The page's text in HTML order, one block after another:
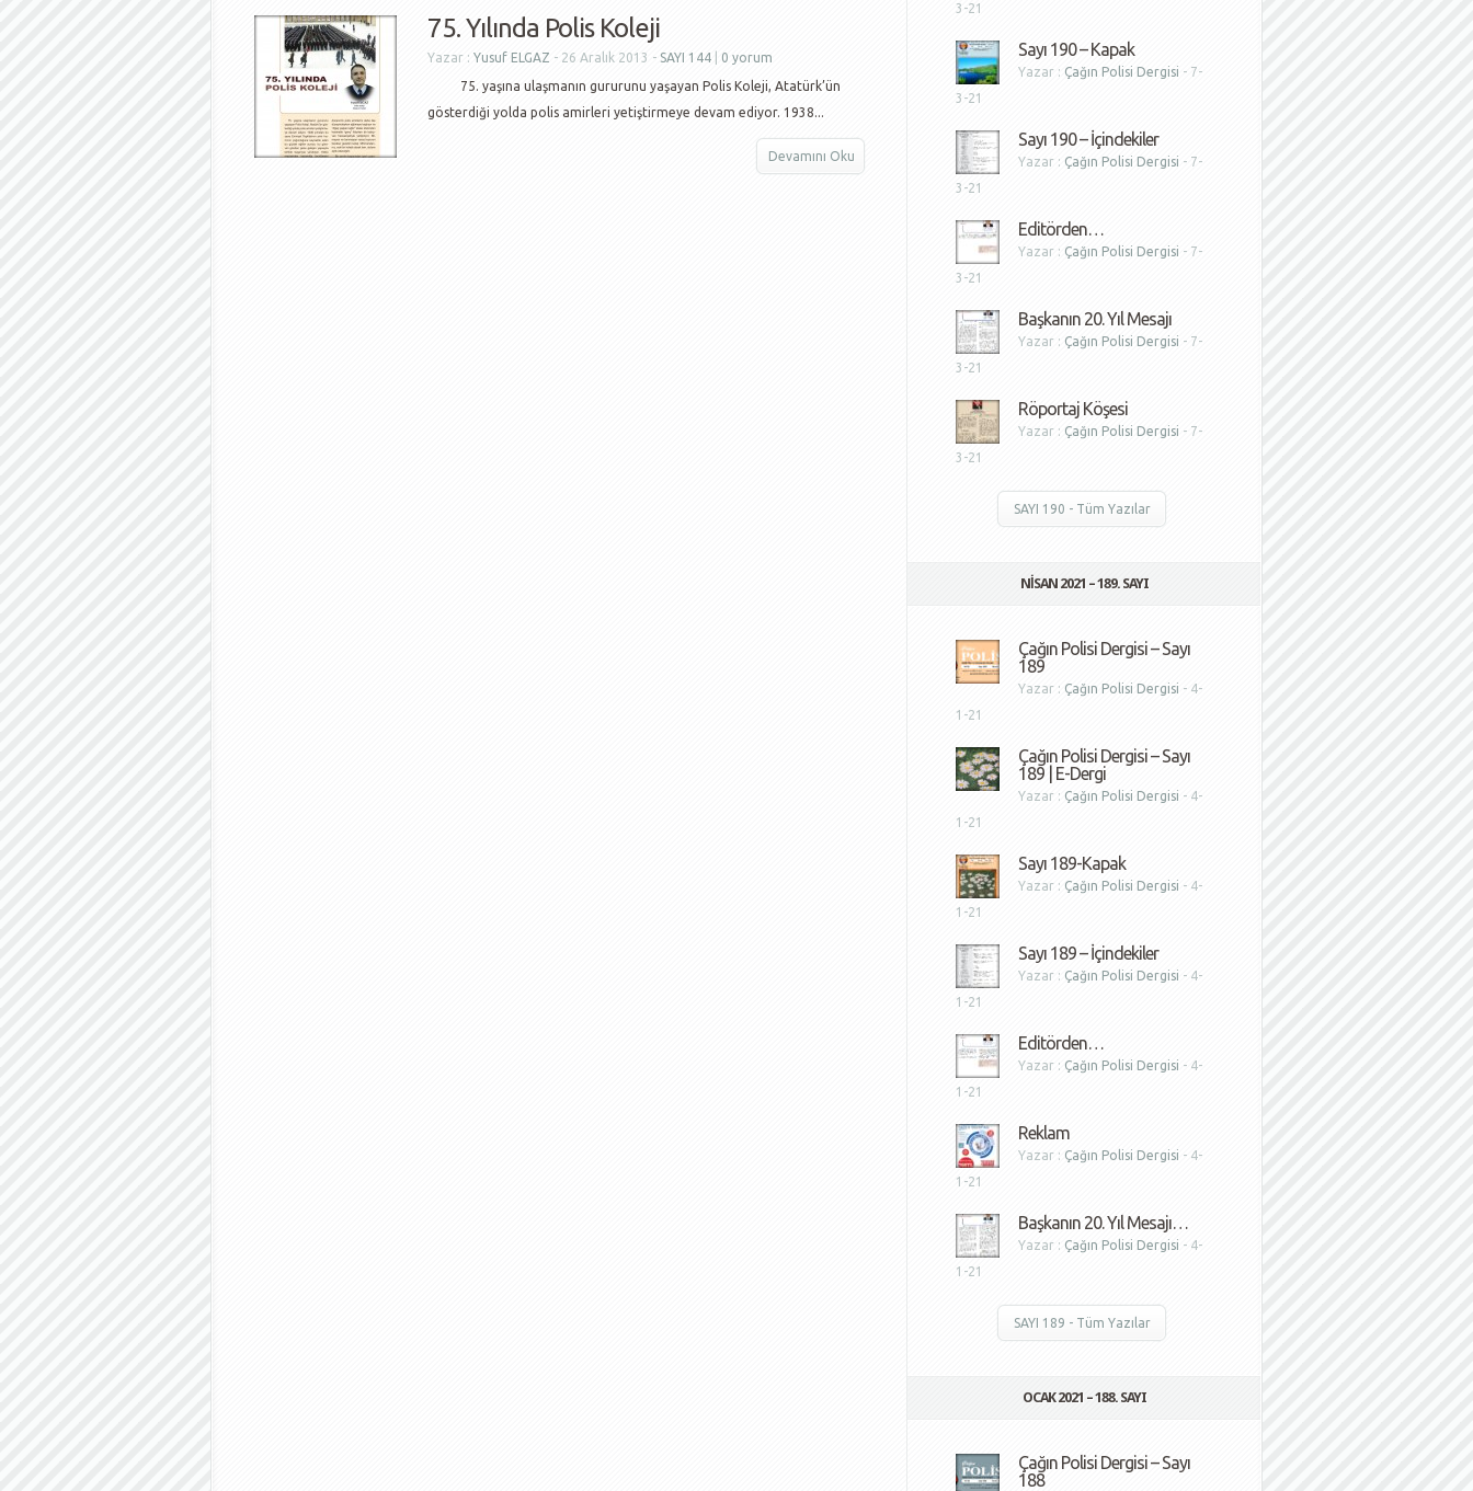
75. Yılında Polis Koleji
Yazar : Yusuf ELGAZ - 26 Aralık 2013 - SAYI 144
0 yorum
75. yaşına ulaşmanın gururunu yaşayan Polis Koleji, Atatürk’ün
gösterdiği yolda polis amirleri yetiştirmeye devam ediyor. 1938...
Devamını Oku
3-21
Sayı 190 – Kapak
Yazar : Çağın Polisi Dergisi - 7-
3-21
Sayı 190 – İçindekiler
Yazar : Çağın Polisi Dergisi - 7-
3-21
Editörden…
Yazar : Çağın Polisi Dergisi - 7-
3-21
Başkanın 20. Yıl Mesajı
Yazar : Çağın Polisi Dergisi - 7-
3-21
Röportaj Köşesi
Yazar : Çağın Polisi Dergisi - 7-
3-21
SAYI 190 - Tüm Yazılar
NISAN 2021 – 189. SAYI
Çağın Polisi Dergisi – Sayı
189
Yazar : Çağın Polisi Dergisi - 4-
1-21
Çağın Polisi Dergisi – Sayı
189 | E-Dergi
Yazar : Çağın Polisi Dergisi - 4-
1-21
Sayı 189-Kapak
Yazar : Çağın Polisi Dergisi - 4-
1-21
Sayı 189 – İçindekiler
Yazar : Çağın Polisi Dergisi - 4-
1-21
Editörden…
Yazar : Çağın Polisi Dergisi - 4-
1-21
Reklam
Yazar : Çağın Polisi Dergisi - 4-
1-21
Başkanın 20. Yıl Mesajı…
Yazar : Çağın Polisi Dergisi - 4-
1-21
SAYI 189 - Tüm Yazılar
OCAK 2021 – 188. SAYI
Çağın Polisi Dergisi – Sayı
188